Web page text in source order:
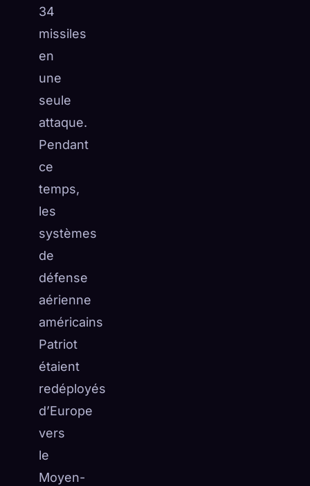
34
missiles
en
une
seule
attaque.
Pendant
ce
temps,
les
systèmes
de
défense
aérienne
américains
Patriot
étaient
redéployés
d’Europe
vers
le
Moyen-